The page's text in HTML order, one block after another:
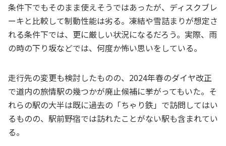
条件下でもそのまま使えそうではあったが、ディスクブレ
ーキと比較して制動性能は劣る。凍結や雪詰まりが想定さ
れる条件下では、更に厳しい状況になるだろう。実際、雨
の時の下り坂などでは、何度か怖い思いをしている。
走行先の変更も検討したものの、2024年春のダイヤ改正
で道内の旅情駅の幾つかが廃止候補に挙がってもいた。そ
れらの駅の大半は既に過去の「ちゃり鉄」で訪問してはい
るものの、駅前野宿では訪れたことがない駅も含まれてい
る。